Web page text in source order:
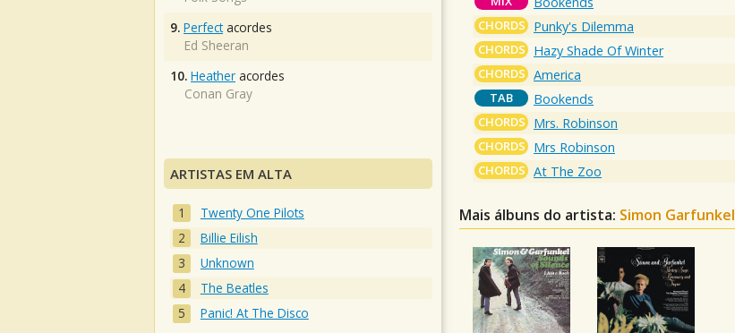
CHORDS Punky's Dilemma
CHORDS Hazy Shade Of Winter
CHORDS America
TAB Bookends
CHORDS Mrs. Robinson
CHORDS Mrs Robinson
CHORDS At The Zoo
Mais álbuns do artista: Simon Garfunkel
9. Perfectacordes
Ed Sheeran
10. Heather acordes
Conan Gray
ARTISTAS EM ALTA
Twenty One Pilots
Billie Eilish
Unknown
The Beatles
Panic! At The Disco